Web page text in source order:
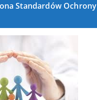
Standardów Ochrony